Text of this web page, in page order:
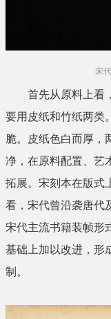
宋
首先从原料上看
要用皮纸和竹纸两类
脆。皮纸色白而厚，
净，在原料配置、艺
拓展。宋刻本在版式
看，宋代曾沿袭唐代
宋代主流书籍装帧形
基础上加以改进，形
制。